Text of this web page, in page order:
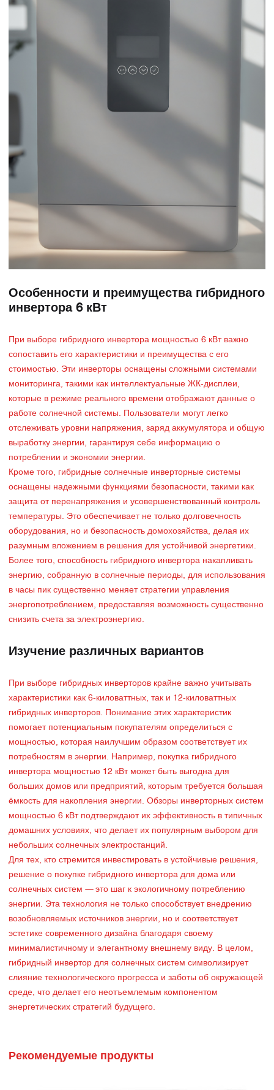
Особенности и преимущества гибридного
инвертора 6 кВт
При выборе гибридного инвертора мощностью 6 кВт важно
сопоставить его характеристики и преимущества с его
стоимостью. Эти инверторы оснащены сложными системами
мониторинга, такими как интеллектуальные ЖК-дисплеи,
которые в режиме реального времени отображают данные о
работе солнечной системы. Пользователи могут легко
отслеживать уровни напряжения, заряд аккумулятора и общую
выработку энергии, гарантируя себе информацию о
потреблении и экономии энергии.
Кроме того, гибридные солнечные инверторные системы
оснащены надежными функциями безопасности, такими как
защита от перенапряжения и усовершенствованный контроль
температуры. Это обеспечивает не только долговечность
оборудования, но и безопасность домохозяйства, делая их
разумным вложением в решения для устойчивой энергетики.
Более того, способность гибридного инвертора накапливать
энергию, собранную в солнечные периоды, для использования
в часы пик существенно меняет стратегии управления
энергопотреблением, предоставляя возможность существенно
снизить счета за электроэнергию.
Изучение различных вариантов
При выборе гибридных инверторов крайне важно учитывать
характеристики как 6-киловаттных, так и 12-киловаттных
гибридных инверторов. Понимание этих характеристик
помогает потенциальным покупателям определиться с
мощностью, которая наилучшим образом соответствует их
потребностям в энергии. Например, покупка гибридного
инвертора мощностью 12 кВт может быть выгодна для
больших домов или предприятий, которым требуется большая
ёмкость для накопления энергии. Обзоры инверторных систем
мощностью 6 кВт подтверждают их эффективность в типичных
домашних условиях, что делает их популярным выбором для
небольших солнечных электростанций.
Для тех, кто стремится инвестировать в устойчивые решения,
решение о покупке гибридного инвертора для дома или
солнечных систем — это шаг к экологичному потреблению
энергии. Эта технология не только способствует внедрению
возобновляемых источников энергии, но и соответствует
эстетике современного дизайна благодаря своему
минималистичному и элегантному внешнему виду. В целом,
гибридный инвертор для солнечных систем символизирует
слияние технологического прогресса и заботы об окружающей
среде, что делает его неотъемлемым компонентом
энергетических стратегий будущего.
Рекомендуемые продукты